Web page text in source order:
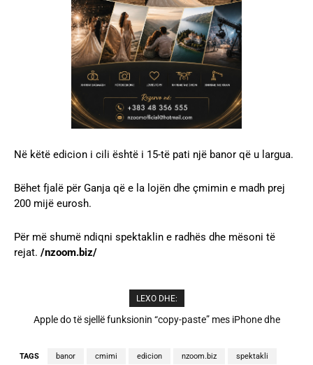
Në këtë edicion i cili është i 15-të pati një banor që u largua.
Bëhet fjalë për Ganja që e la lojën dhe çmimin e madh prej
200 mijë eurosh.
Për më shumë ndiqni spektaklin e radhës dhe mësoni të
rejat. /nzoom.biz/
LEXO DHE:
Apple do të sjellë funksionin “copy-paste” mes iPhone dhe
Cristiano Ronaldo dhe Georgina martohen këtë të shtunë,
TAGS banor cmimi edicion nzoom.biz spektakli